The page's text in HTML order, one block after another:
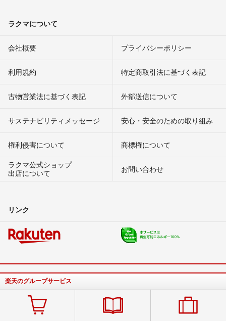
ラクマについて
会社概要 プライバシーポリシー
利用規約 特定商取引法に基づく表記
古物営業法に基づく表記 外部送信について
サステナビリティメッセージ 安心・安全のための取り組み
権利侵害について
商標権について
ラクマ公式ショップ
出店について
お問い合わせ
リンク
楽天のグループサービス